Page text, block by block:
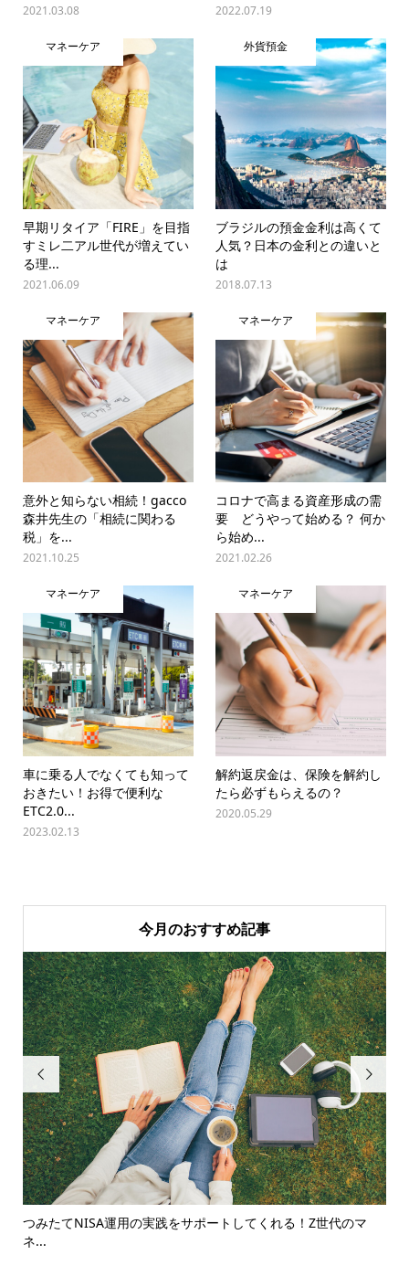
2021.03.08 2022.07.19
マネーケア
早期リタイア「FIRE」を目指
すミレ二アル世代が増えてい
る理...
2021.06.09
外貨預金
ブラジルの預金金利は高くて
人気？日本の金利との違いと
は
2018.07.13
マネーケア
意外と知らない相続！gacco
森井先生の「相続に関わる
税」を...
2021.10.25
マネーケア
コロナで高まる資産形成の需
要 どうやって始める？ 何か
ら始め...
2021.02.26
マネーケア
車に乗る人でなくても知って
おきたい！お得で便利な
ETC2.0...
2023.02.13
マネーケア
解約返戻金は、保険を解約し
たら必ずもらえるの？
2020.05.29
今月のおすすめ記事

つみたてNISA運用の実践をサポートしてくれる！Z世代のマ
ネ...
